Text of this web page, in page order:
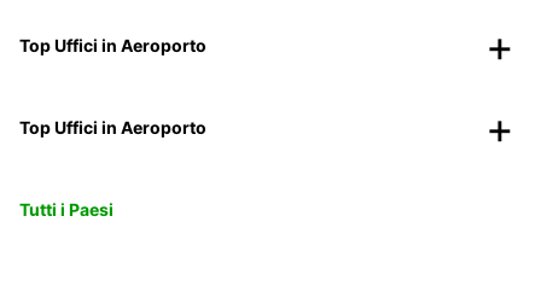
Top Uffici in Aeroporto
Top Uffici in Aeroporto
Tutti i Paesi